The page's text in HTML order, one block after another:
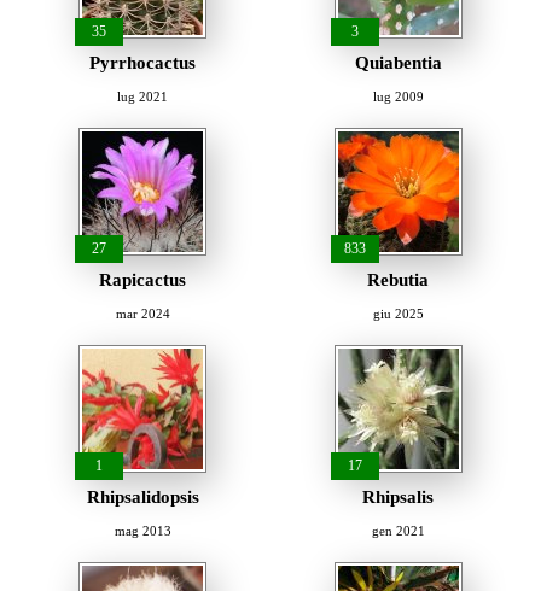
35
Pyrrhocactus
lug 2021
3
Quiabentia
lug 2009
27
Rapicactus
mar 2024
833
Rebutia
giu 2025
1
Rhipsalidopsis
mag 2013
17
Rhipsalis
gen 2021